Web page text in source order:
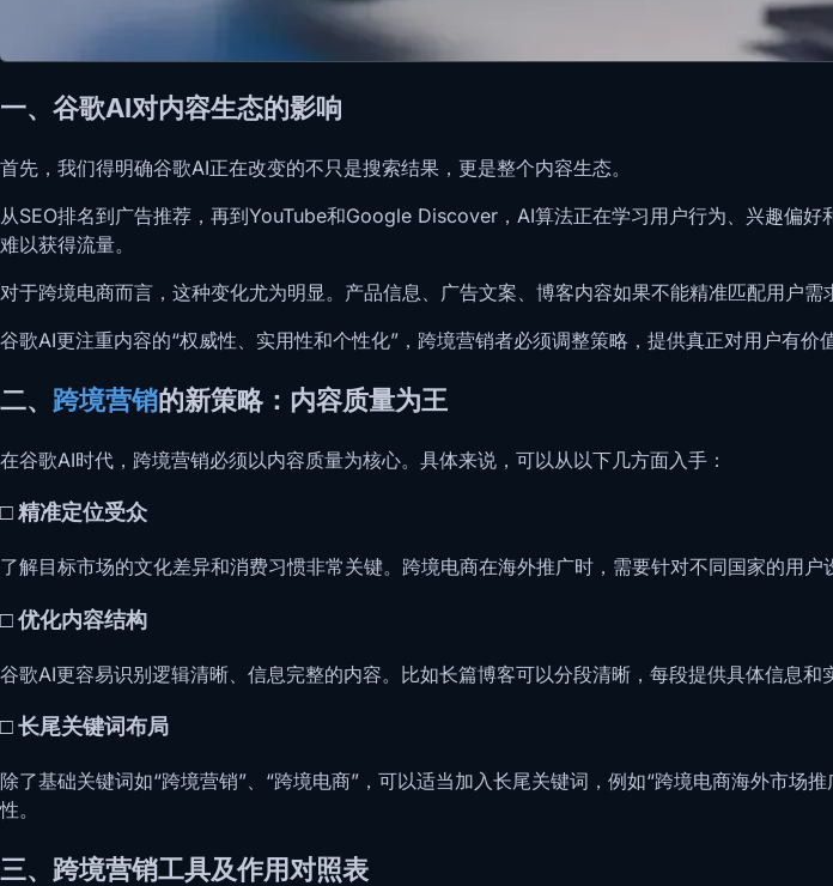
一、谷歌AI对内容生态的影响
首先，我们得明确谷歌AI正在改变的不只是搜索结果，更是整个内容生态。
从SEO排名到广告推荐，再到YouTube和Google Discover，AI算法正在学习用户行为、兴趣偏
难以获得流量。
对于跨境电商而言，这种变化尤为明显。产品信息、广告文案、博客内容如果不能精准匹配用户需
谷歌AI更注重内容的“权威性、实用性和个性化”，跨境营销者必须调整策略，提供真正对用户有价
二、 跨境营销的新策略：内容质量为王
在谷歌AI时代，跨境营销必须以内容质量为核心。具体来说，可以从以下几方面入手：
□ 精准定位受众
了解目标市场的文化差异和消费习惯非常关键。跨境电商在海外推广时，需要针对不同国家的用户
□ 优化内容结构
谷歌AI更容易识别逻辑清晰、信息完整的内容。比如长篇博客可以分段清晰，每段提供具体信息
□ 长尾关键词布局
除了基础关键词如“跨境营销”、“跨境电商”，可以适当加入长尾关键词，例如“跨境电商海外市场
性。
三、跨境营销工具及作用对照表